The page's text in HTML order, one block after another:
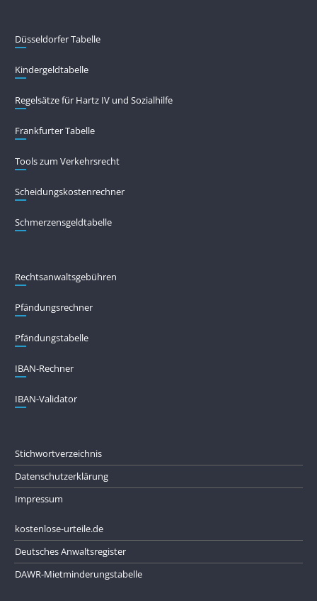
Düsseldorfer Tabelle
Kindergeldtabelle
Regelsätze für Hartz IV und Sozialhilfe
Frankfurter Tabelle
Tools zum Verkehrsrecht
Scheidungskostenrechner
Schmerzensgeldtabelle
Rechtsanwaltsgebühren
Pfändungs­rechner
Pfändungs­tabelle
IBAN-Rechner
IBAN-Validator
Stichwortverzeichnis
Datenschutzerklärung
Impressum
kostenlose-urteile.de
Deutsches Anwaltsregister
DAWR-Mietminderungstabelle